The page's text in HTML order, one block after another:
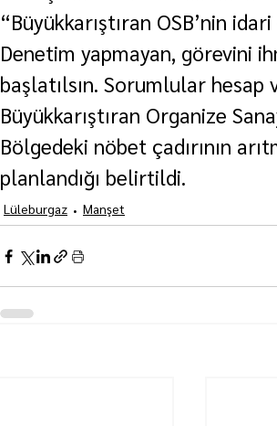
“Büyükkarıştıran OSB’nin
Denetim yapmayan, görevini
başlatılsın. Sorumlular
Büyükkarıştıran Organize
Bölgedeki nöbet çadırının
planlandığı belirtildi.
Lüleburgaz Manşet